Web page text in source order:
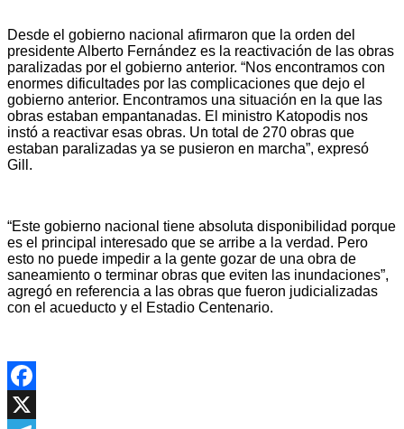
Desde el gobierno nacional afirmaron que la orden del
presidente Alberto Fernández es la reactivación de las obras
paralizadas por el gobierno anterior. “Nos encontramos con
enormes dificultades por las complicaciones que dejo el
gobierno anterior. Encontramos una situación en la que las
obras estaban empantanadas. El ministro Katopodis nos
instó a reactivar esas obras. Un total de 270 obras que
estaban paralizadas ya se pusieron en marcha”, expresó
Gill.
“Este gobierno nacional tiene absoluta disponibilidad porque
es el principal interesado que se arribe a la verdad. Pero
esto no puede impedir a la gente gozar de una obra de
saneamiento o terminar obras que eviten las inundaciones”,
agregó en referencia a las obras que fueron judicializadas
con el acueducto y el Estadio Centenario.
Facebook